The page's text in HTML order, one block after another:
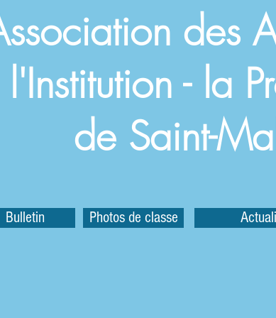
des
- la
de Saint-
Bulletin Photos de classe